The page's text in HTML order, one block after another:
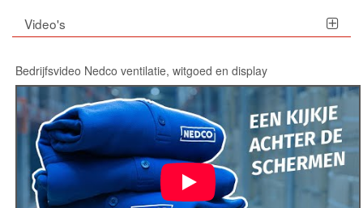
Video's
Bedrijfsvideo Nedco ventilatie, witgoed en display